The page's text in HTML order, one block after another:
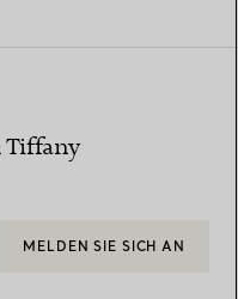
Tiffany
MELDEN SIE SICH AN